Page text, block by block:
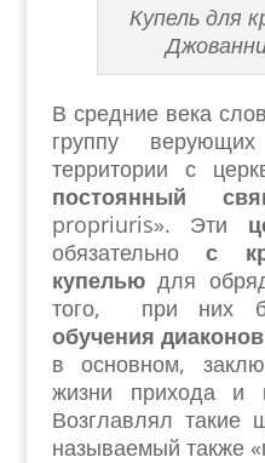
Купель для
В средние века
группу
территории с
постоянный
propriuris». Эти
обязательнос
купельюдля
того, при них
обучения
в основном,
жизни прихода и
Возглавлял такие
называемый также